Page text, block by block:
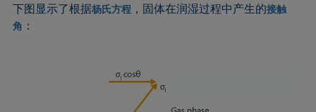
下图显示了根据杨氏方程 ，固体在润湿过程中产生的接触
角 ：